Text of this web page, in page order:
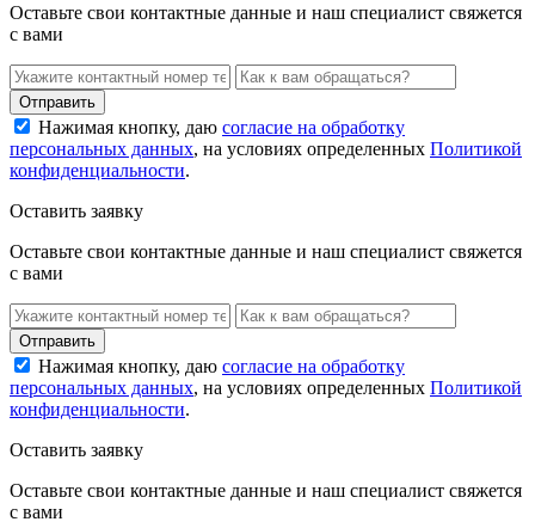
Оставьте свои контактные данные и наш специалист свяжется
с вами
Нажимая кнопку, даю согласие на обработку
персональных данных, на условиях определенных Политикой
конфиденциальности.
Оставить заявку
Оставьте свои контактные данные и наш специалист свяжется
с вами
Нажимая кнопку, даю согласие на обработку
персональных данных, на условиях определенных Политикой
конфиденциальности.
Оставить заявку
Оставьте свои контактные данные и наш специалист свяжется
с вами